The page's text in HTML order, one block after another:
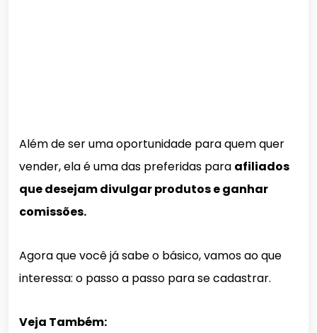
Além de ser uma oportunidade para quem quer
vender, ela é uma das preferidas para afiliados
que desejam divulgar produtos e ganhar
comissões.
Agora que você já sabe o básico, vamos ao que
interessa: o passo a passo para se cadastrar.
Veja Também: